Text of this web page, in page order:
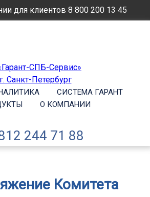
для клиентов 8 800 200 13 45
СИСТЕМА ГАРАНТ
О КОМПАНИИ
244 71 88
Комитета